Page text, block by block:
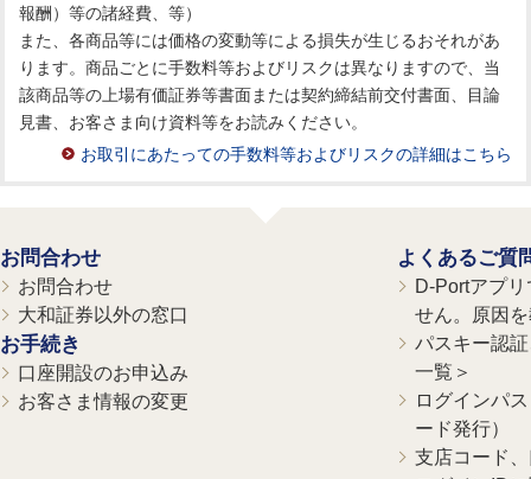
報酬）等の諸経費、等）
また、各商品等には価格の変動等による損失が生じるおそれがあ
ります。商品ごとに手数料等およびリスクは異なりますので、当
該商品等の上場有価証券等書面または契約締結前交付書面、目論
見書、お客さま向け資料等をお読みください。
お取引にあたっての手数料等およびリスクの詳細はこちら
お問合わせ
お問合わせ
大和証券以外の窓口
お手続き
口座開設のお申込み
お客さま情報の変更
よくあるご質
D-Portアプ
せん。原因
パスキー認
一覧＞
ログインパ
ード発行）
支店コード